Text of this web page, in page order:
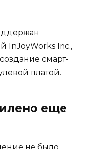
InJoyWorks Inc.,
смарт-
платой.
еще
не было